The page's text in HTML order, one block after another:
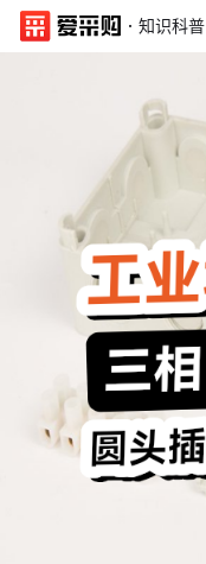
· 知识科普